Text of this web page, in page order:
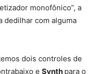
monofônico”, a
dedilhar com alguma
dois controles de
e Synth para o